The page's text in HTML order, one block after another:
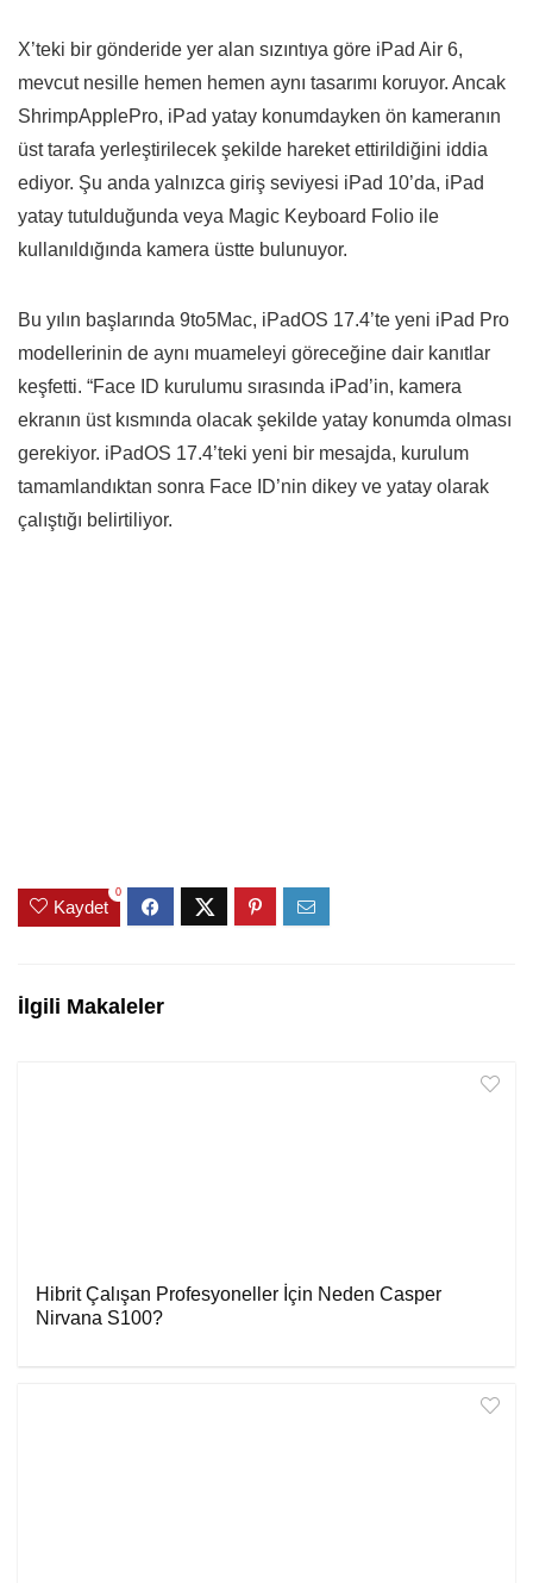
X’teki bir gönderide yer alan sızıntıya göre iPad Air 6,
mevcut nesille hemen hemen aynı tasarımı koruyor. Ancak
ShrimpApplePro, iPad yatay konumdayken ön kameranın
üst tarafa yerleştirilecek şekilde hareket ettirildiğini iddia
ediyor. Şu anda yalnızca giriş seviyesi iPad 10’da, iPad
yatay tutulduğunda veya Magic Keyboard Folio ile
kullanıldığında kamera üstte bulunuyor.
Bu yılın başlarında 9to5Mac, iPadOS 17.4’te yeni iPad Pro
modellerinin de aynı muameleyi göreceğine dair kanıtlar
keşfetti. “Face ID kurulumu sırasında iPad’in, kamera
ekranın üst kısmında olacak şekilde yatay konumda olması
gerekiyor. iPadOS 17.4’teki yeni bir mesajda, kurulum
tamamlandıktan sonra Face ID’nin dikey ve yatay olarak
çalıştığı belirtiliyor.
Kaydet
0
İlgili Makaleler
Hibrit Çalışan Profesyoneller İçin Neden Casper
Nirvana S100?